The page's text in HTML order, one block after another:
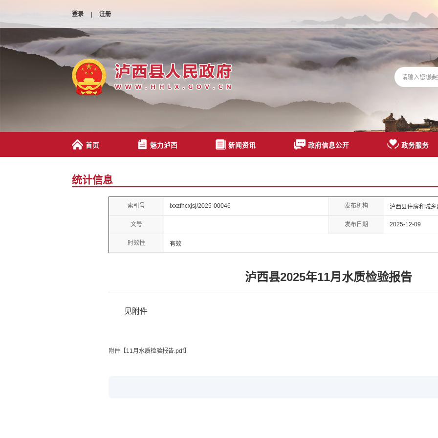
登录 | 注册
首页 魅力泸西 新闻资讯 政府信息公开 政务服务
统计信息
索引号 lxxzfhcxjsj/2025-00046 发布机构 泸西县住房和城乡
文号 发布日期 2025-12-09
时效性 有效
泸西县2025年11月水质检验报告
见附件
附件【11月水质检验报告.pdf】